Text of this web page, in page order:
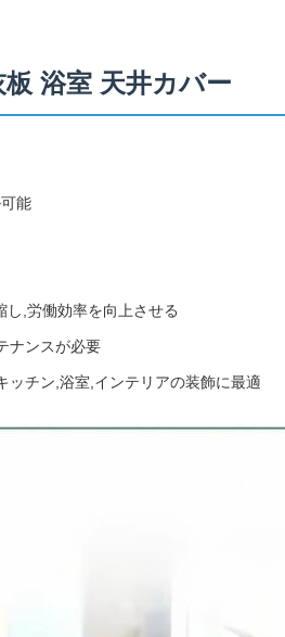
浴室 天井カバー
能
,労働効率を向上させる
ナンスが必要
ッチン,浴室,インテリアの装飾に最適